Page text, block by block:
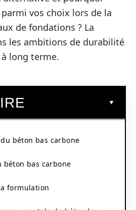
vos choix lors de la
de fondations ? La
les ambitions de durabilité
long terme.
béton bas carbone
béton bas carbone
formulation